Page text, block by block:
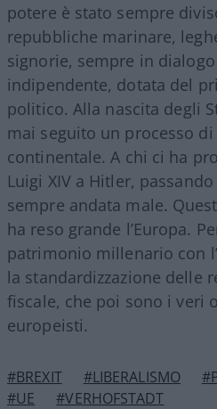
potere è stato sempre
repubbliche marinare,
signorie, sempre in
indipendente, dotata del
politico. Alla nascita degli
mai seguito un processo
continentale. A chi ci ha
Luigi XIV a Hitler,
sempre andata male.
ha reso grande l’Europa.
patrimonio millenario con
la standardizzazione delle
fiscale, che poi sono i veri
europeisti.
#BREXIT #LIBERALISMO
#UE
#VERHOFSTADT